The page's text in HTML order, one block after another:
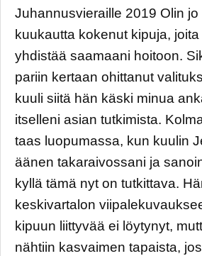
Juhannusvieraille 2019 Olin jo
kuukautta kokenut kipuja,
yhdistää saamaani hoitoon.
pariin kertaan ohittanut
kuuli siitä hän käski minua
itselleni asian tutkimista.
taas luopumassa, kun kuulin
äänen takaraivossani ja
kyllä tämä nyt on tutkittava.
keskivartalon
kipuun liittyvää ei löytynyt,
nähtiin kasvaimen tapaista,